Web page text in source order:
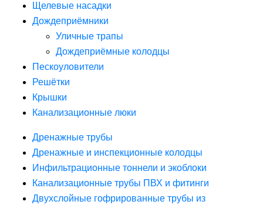
Щелевые насадки
Дождеприёмники
Уличные трапы
Дождеприёмные колодцы
Пескоуловители
Решётки
Крышки
Канализационные люки
Дренажные трубы
Дренажные и инспекционные колодцы
Инфильтрационные тоннели и экоблоки
Канализационные трубы ПВХ и фитинги
Двухслойные гофрированные трубы из